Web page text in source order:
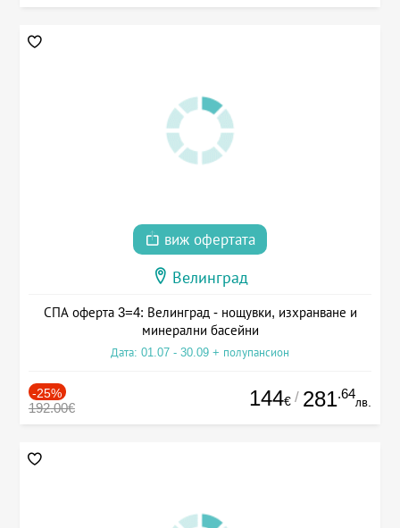
виж офертата
Велинград
СПА оферта 3=4: Велинград - нощувки, изхранване и
минерални басейни
Дата: 01.07 - 30.09 + полупансион
-25%
192.00€ 144€ / 281.64
лв.